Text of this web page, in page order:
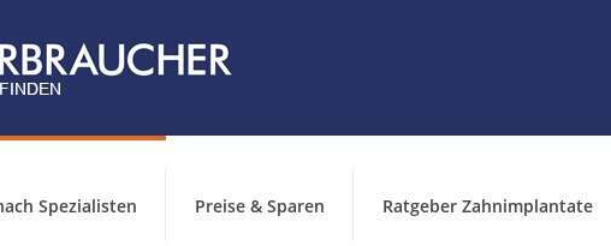
Spezialisten Preise & Sparen Ratgeber Zahnimplantate